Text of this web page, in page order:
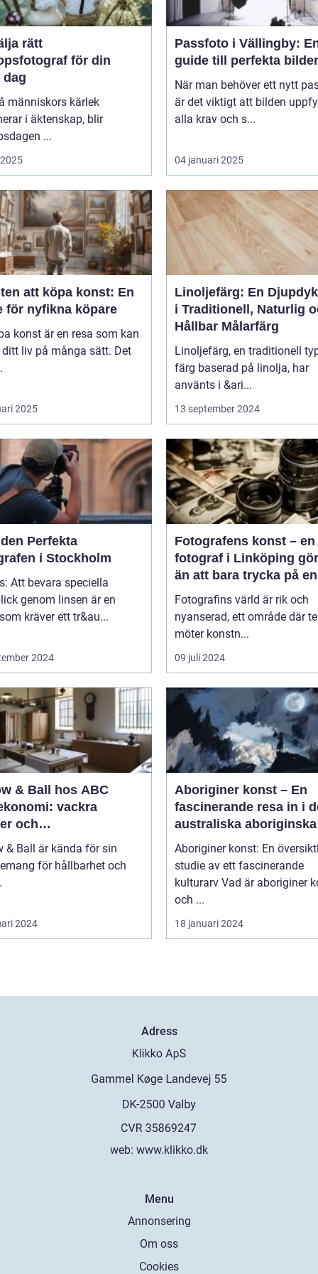
rätt
för din
dag
människors kärlek
i äktenskap, blir
...
Passfoto i Vällingby:
guide till perfekta bilder
När man behöver ett nytt
är det viktigt att bilden
alla krav och s...
04 januari 2025
att köpa konst: En
för nyfikna köpare
konst är en resa som kan
ditt liv på många sätt. Det
2025
Linoljefärg: En
i Traditionell, Naturlig
Hållbar Målarfärg
Linoljefärg, en traditionell
färg baserad på linolja, har
använts i &ari...
13 september 2024
Perfekta
i Stockholm
Att bevara speciella
genom linsen är en
kräver ett tr&au...
2024
Fotografens konst – en
fotograf i Linköping
än att bara trycka på en
knapp
Fotografins värld är rik och
nyanserad, ett område där
möter konstn...
09 juli 2024
& Ball hos ABC
vackra
och
& Ball är kända för sin
för hållbarhet och
2024
Aboriginer konst – En
fascinerande resa in i
australiska aboriginska
kulturarvet
Aboriginer konst: En
studie av ett fascinerande
kulturarv Vad är aboriginer konst
och ...
18 januari 2024
Adress
web: www.klikko.dk
Menu
Annonsering
Om oss
Cookies